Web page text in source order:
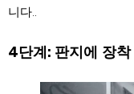
니다..
4단계: 판지에 장착